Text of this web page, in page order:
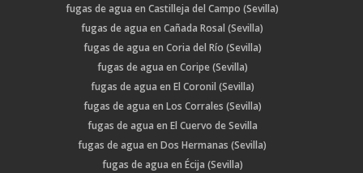
fugas de agua en Castilleja del Campo (Sevilla)
fugas de agua en Cañada Rosal (Sevilla)
fugas de agua en Coria del Río (Sevilla)
fugas de agua en Coripe (Sevilla)
fugas de agua en El Coronil (Sevilla)
fugas de agua en Los Corrales (Sevilla)
fugas de agua en El Cuervo de Sevilla
fugas de agua en Dos Hermanas (Sevilla)
fugas de agua en Écija (Sevilla)